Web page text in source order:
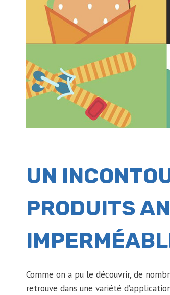
UN
PRODUITS
Comme on a pu le découvrir, de
retrouve dans une variété